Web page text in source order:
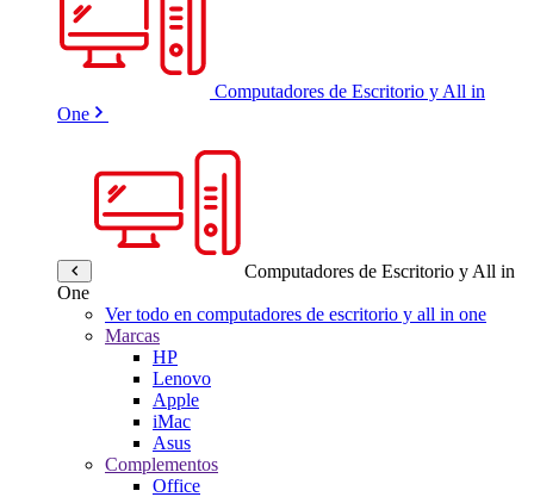
Computadores de Escritorio y All in
One
Computadores de Escritorio y All in
One
Ver todo en computadores de escritorio y all in one
Marcas
HP
Lenovo
Apple
iMac
Asus
Complementos
Office